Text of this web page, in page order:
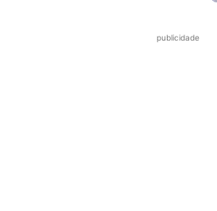
publicidade